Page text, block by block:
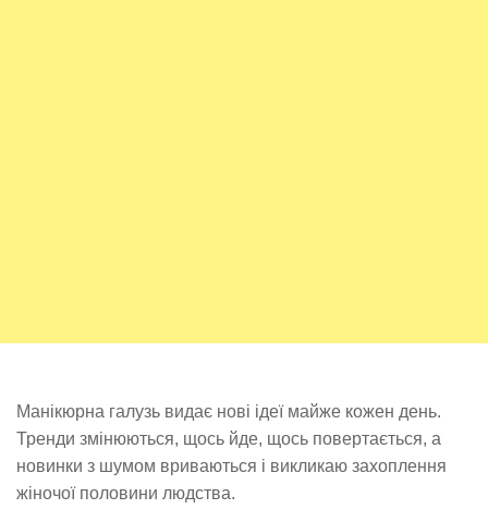
Манікюрна галузь видає нові ідеї майже кожен день.
Тренди змінюються, щось йде, щось повертається, а
новинки з шумом вриваються і викликаю захоплення
жіночої половини людства.